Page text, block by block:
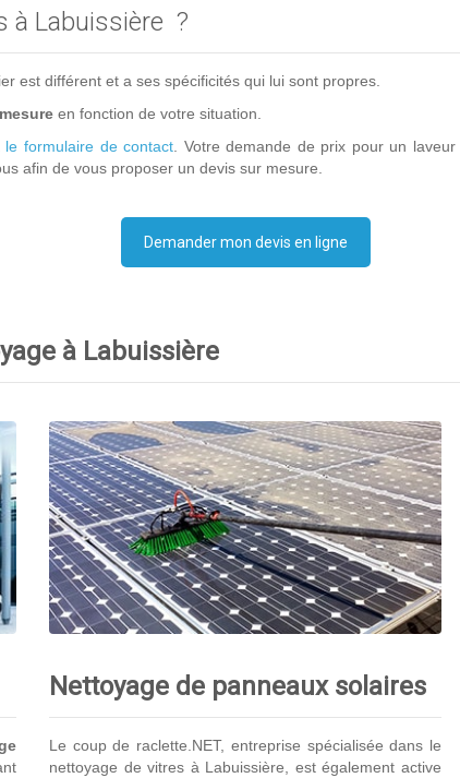
à Labuissière ?
est différent et a ses spécificités qui lui sont propres.
en fonction de votre situation.
le formulaire de contact. Votre demande de prix pour un
afin de vous proposer un devis sur mesure.
Demander mon devis en ligne
à Labuissière
Nettoyage de panneaux solaires
Le coup de raclette.NET, entreprise spécialisée dans le
nettoyage de vitres à Labuissière, est également active